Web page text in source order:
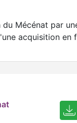
du Mécénat par
acquisition en